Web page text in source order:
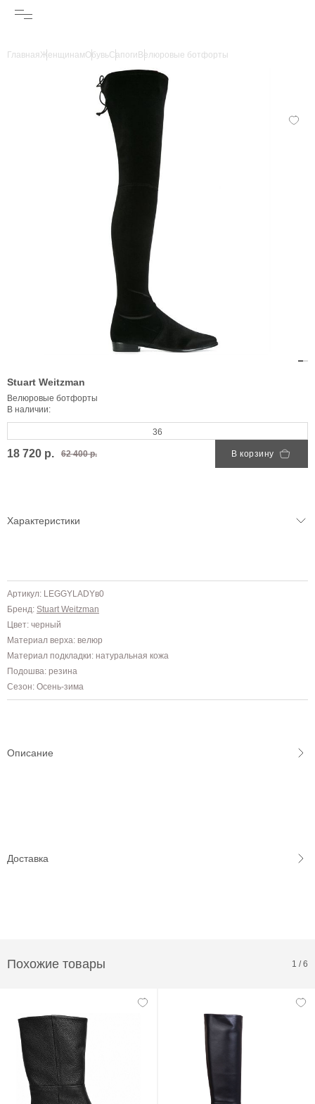
ГлавнаяЖенщинамОбувьСапоги Велюровые ботфорты
Stuart Weitzman
Велюровые ботфорты
В наличии:
36
18 720 р. 62 400 р. В корзину
Характеристики
Артикул: LEGGYLADYв0
Бренд: Stuart Weitzman
Цвет: черный
Материал верха: велюр
Материал подкладки: натуральная кожа
Подошва: резина
Сезон: Осень-зима
Описание
Доставка
Похожие товары 1 /6